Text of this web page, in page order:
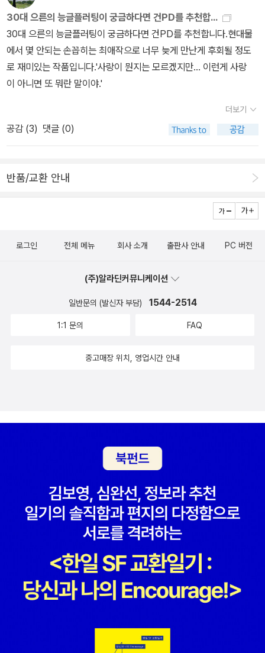
해 초와는 다른 이유로 책을 못 읽었다는 거다.새해가 시작하면서 바
빴던 일은 조금 정리되는 듯했는데, 지금은 다른 것에 빠져있느라 책
이 손에서 멀어진다. 봄이면 어김없이 생각나는 드라마를 정주행하느
라 말이다. 드라마 <봄밤>이 좋아서, 정해인 배우가 인생 캐릭터를
만났구나 싶어서, 현실을 살아내는 시선들이 고스란히 담겨 있어서.
처음 방영 당시에는 미처 닿지 못했던 감정들이 다시 볼 때마다 하나
결혼이어야 하는지 묻는 사람이 있었다. 10년을 만나고도 헤어지는
민)과 기석(김준한)의 4년의 결말을 보면서, 그 익숙함이 어떻게 흘
지 궁금증이 생길 무렵, 정인은 다른 사람과 ‘우리’가 시작된다. 문제
는 타이밍이었는데, 정인이 자신의 변한 마음을 진즉에 인정하고 기
석과 헤어졌다면, 그 후에 지호(정해인)을 만났다면 그 타이밍은 자연
을까 하는 의문이 생기기는 하는데, 이들의 갈등은 오히려 다른 방향
남자가 연인의 마음에 다른 사람이 들어와 있는 것에 더 큰 의미를 두
게 되었기 때문에. 농락당한 기분? 그래서 기석은 그의 말처럼 ‘복수
수 있었을 듯하다.한편으로는 미혼부로 살면서 부모의 책임을 다하려
하는 선배가 ‘우리 지호는 꽃길만 걸어야 한다’라고 말하는 그 애틋함
지 상상이 돼서 말이다. 그런 남자가 다시 없을 줄 알았던 감정을 감당
해야 하는 고통은 또 어땠을지. 그래서 나도 모르게 응원하면서 보게
되는 커플이었다. 이미 사랑이 아닌데도 사랑인 척하면서 만나왔던
대상을 정리하는 여자도 힘들었을 거고, 자신의 상황을 알면서도 사
랑 하나만 보고 쫓아오는 여자를 놓을 수도 없고 지켜내고 싶은 남자
의 견딤도 그대로 보인다. 재인(주민경, 이정인의 동생)의 말처럼, ‘사
랑을 어떻게 막니?’계절에 상관없이, 언제든 튀어나오는 것처럼 다시
보고 싶은 드라마다. 특히 봄에 더 생각나는 건 어쩔 수가 없다. 지난
주말, 드라마를 잘 보지 않는 남편에게 이 드라마를 추천해줬더니 싫
다고 하기에, 더도 말고 덜도 말고 딱 1회만 같이 보자고 했다. 정해인
조했다. 무슨 고문당하는 것처럼 옆에 앉아서 1회를 보더니, 이틀 동
30대 으른의 능글플러팅이 궁금하다면 건PD를 추천합...
30대 으른의 능글플러팅이 궁금하다면 건PD를 추천합니다.현대물
에서 몇 안되는 손꼽히는 최애작으로 너무 늦게 만난게 후회될 정도
로 재미있는 작품입니다.'사랑이 뭔지는 모르겠지만... 이런게 사랑
이 아니면 또 뭐란 말이야.'
더보기
공감 (3) 댓글 (0)
반품/교환 안내
로그인 전체 메뉴 회사 소개 출판사 안내 PC 버전
(주)알라딘커뮤니케이션
일반문의 (발신자 부담) 1544-2514
1:1 문의 FAQ
중고매장 위치, 영업시간 안내